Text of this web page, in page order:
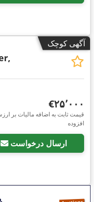
آگهی کوچک
‎€۲۵٬۰۰۰
قیمت ثابت به اضافه مالیات بر
افزوده
ارسال درخواست